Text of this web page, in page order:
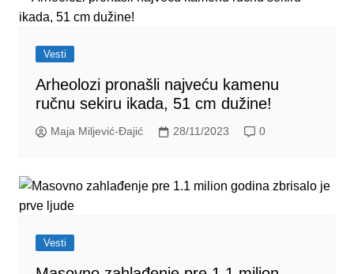
Vesti
Arheolozi pronašli najveću kamenu
ručnu sekiru ikada, 51 cm dužine!
Maja Miljević-Đajić 28/11/2023 0
Vesti